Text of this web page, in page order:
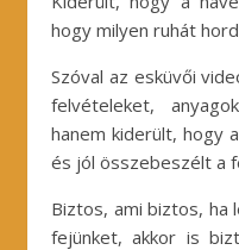
hogy milyen ruhát
Szóval az esküvői
felvételeket,
hanem kiderült, hogy
és jól összebeszélt a
Biztos, ami biztos, ha
fejünket, akkor is